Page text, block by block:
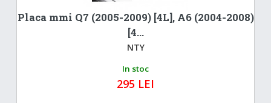
Placa mmi Q7 (2005-2009) [4L], A6 (2004-2008)
[4...
NTY
In stoc
295 LEI